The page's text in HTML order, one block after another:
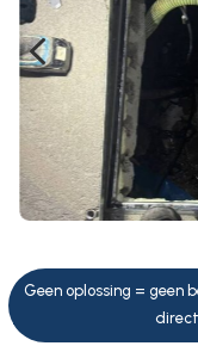
4
Geen oplossing = geen